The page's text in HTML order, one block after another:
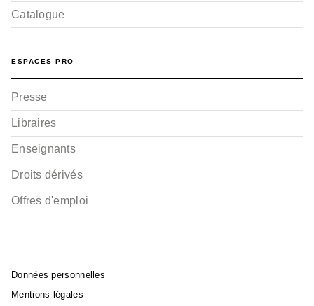
Catalogue
ESPACES PRO
Presse
Libraires
Enseignants
Droits dérivés
Offres d'emploi
Données personnelles
Mentions légales